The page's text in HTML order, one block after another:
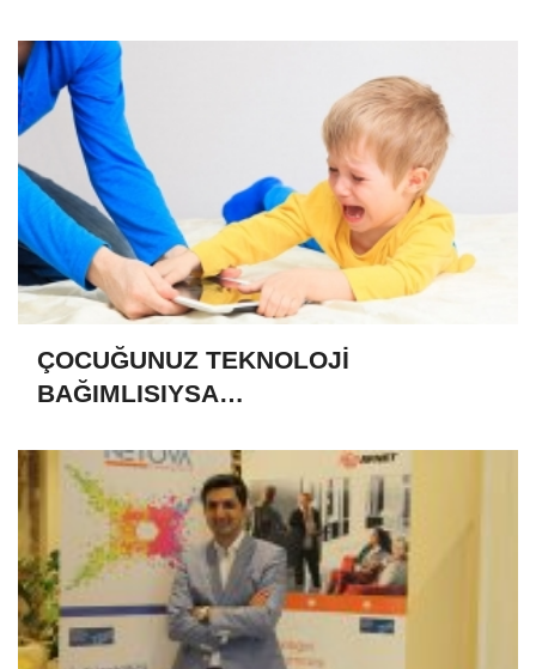
ÇOCUĞUNUZ TEKNOLOJİ
BAĞIMLISIYSA…